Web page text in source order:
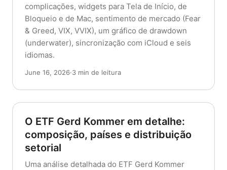
complicações, widgets para Tela de Início, de
Bloqueio e de Mac, sentimento de mercado (Fear
& Greed, VIX, VVIX), um gráfico de drawdown
(underwater), sincronização com iCloud e seis
idiomas.
June 16, 2026·3 min de leitura
O ETF Gerd Kommer em detalhe:
composição, países e distribuição
setorial
Uma análise detalhada do ETF Gerd Kommer